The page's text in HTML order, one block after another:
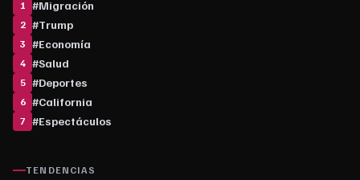
1 #Migración
2 #Trump
3 #Economía
4 #Salud
5 #Deportes
6 #California
7 #Espectáculos
TENDENCIAS